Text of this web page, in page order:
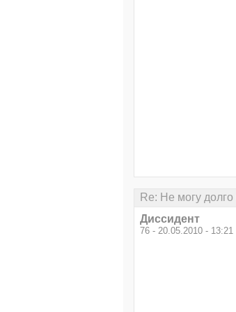
Re: Не могу долго
Диссидент
76 - 20.05.2010 - 13:21